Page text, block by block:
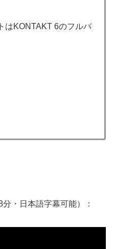
はKONTAKT 6のフルバ
・日本語字幕可能）：